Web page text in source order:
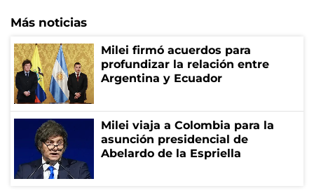
Más noticias
Milei firmó acuerdos para
profundizar la relación entre
Argentina y Ecuador
Milei viaja a Colombia para la
asunción presidencial de
Abelardo de la Espriella